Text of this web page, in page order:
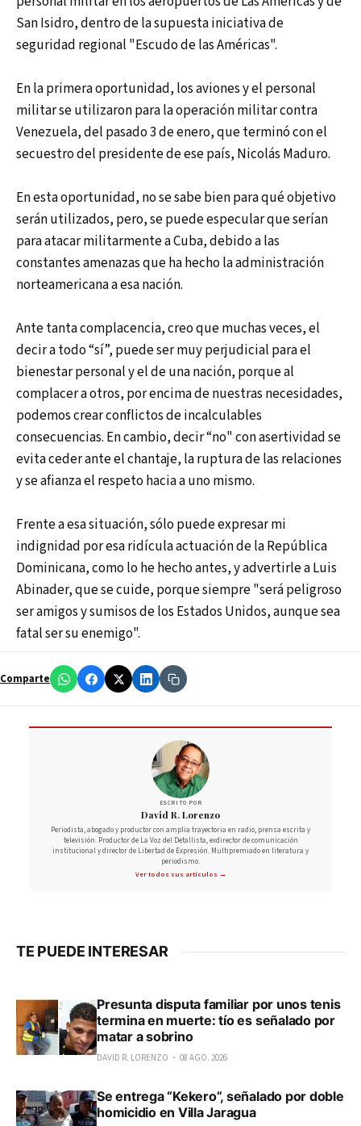
San Isidro, dentro de la supuesta iniciativa de
seguridad regional "Escudo de las Américas".
En la primera oportunidad, los aviones y el personal
militar se utilizaron para la operación militar contra
Venezuela, del pasado 3 de enero, que terminó con el
secuestro del presidente de ese país, Nicolás Maduro.
En esta oportunidad, no se sabe bien para qué objetivo
serán utilizados, pero, se puede especular que serían
para atacar militarmente a Cuba, debido a las
constantes amenazas que ha hecho la administración
norteamericana a esa nación.
Ante tanta complacencia, creo que muchas veces, el
decir a todo “sí”, puede ser muy perjudicial para el
bienestar personal y el de una nación, porque al
complacer a otros, por encima de nuestras necesidades,
podemos crear conflictos de incalculables
consecuencias. En cambio, decir “no" con asertividad se
evita ceder ante el chantaje, la ruptura de las relaciones
y se afianza el respeto hacia a uno mismo.
Frente a esa situación, sólo puede expresar mi
indignidad por esa ridícula actuación de la República
Dominicana, como lo he hecho antes, y advertirle a Luis
Abinader, que se cuide, porque siempre "será peligroso
ser amigos y sumisos de los Estados Unidos, aunque sea
fatal ser su enemigo".
Comparte
ESCRITO POR
David R. Lorenzo
Periodista, abogado y productor con amplia trayectoria en radio, prensa escrita y
televisión. Productor de La Voz del Detallista, exdirector de comunicación
institucional y director de Libertad de Expresión. Multipremiado en literatura y
periodismo.
Ver todos sus artículos →
TE PUEDE INTERESAR
Presunta disputa familiar por unos tenis
termina en muerte: tío es señalado por
matar a sobrino
DAVID R. LORENZO 08 AGO. 2026
Se entrega “Kekero”, señalado por doble
homicidio en Villa Jaragua